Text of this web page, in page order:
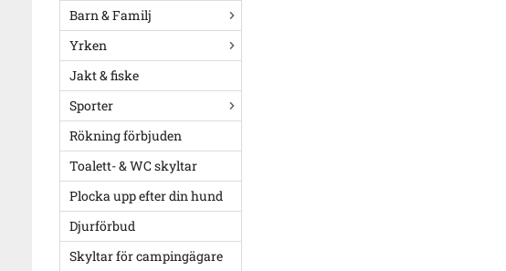
Barn & Familj
Yrken
Jakt & fiske
Sporter
Rökning förbjuden
Toalett- & WC skyltar
Plocka upp efter din hund
Djurförbud
Skyltar för campingägare